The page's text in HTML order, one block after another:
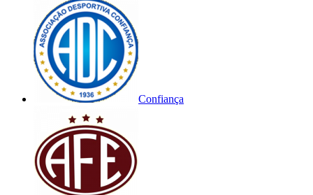
Confiança